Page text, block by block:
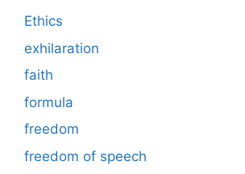
Ethics
exhilaration
faith
formula
freedom
freedom of speech